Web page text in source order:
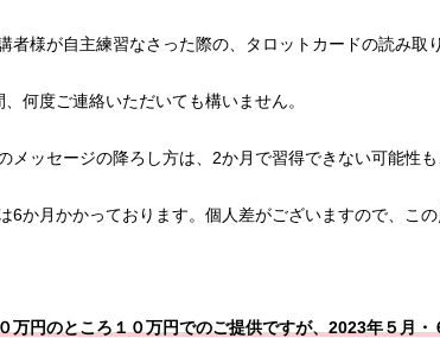
者様が自主練習なさった際の、タロットカードの読み
、何度ご連絡いただいても構いません。
メッセージの降ろし方は、2か月で習得できない可能性も
6か月かかっております。個人差がございますので、この
万円のところ１０万円でのご提供ですが、2023年５月